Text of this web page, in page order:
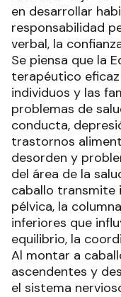
en desarrollar
responsabilidad
verbal, la
Se piensa que la
terapéutico
individuos y las
problemas de
conducta,
trastornos
desorden y
del área de la
caballo transmite
pélvica, la
inferiores que
equilibrio, la
Al montar a
ascendentes y
el sistema